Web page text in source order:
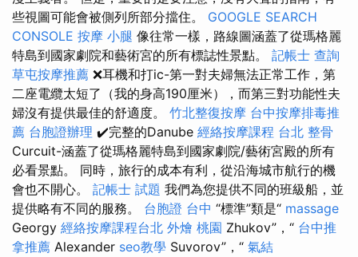
些視圖可能會被側列所部分擋住。 GOOGLE SEARCH
CONSOLE 按摩 小腿 像往常一樣，路線圖涵蓋了從瑪格麗
特島到國家劇院和藝術宮的所有標誌性景點。 記帳士 查詢
草屯按摩推薦 ❌耳機和打ic-第一對夫婦無法正常工作，第
二座電纜太短了（我的身高190厘米），而第三對功能性夫
婦沒有提供最佳的舒適度。 竹北整復按摩 台中按摩排毒推
薦 台胞證辦理 ✔️完整的Danube 經絡按摩課程 台北 整骨
Curcuit-涵蓋了從瑪格麗特島到國家劇院/藝術宮殿的所有
必看景點。 同時，旅行的成本有利，從沿海城市航行的機
會也不開心。 記帳士 試題 我們為您提供不同的班級船，並
提供略有不同的服務。 台胞證 台中 “標準”類是“ massage
Georgy 經絡按摩課程台北 外燴 桃園 Zhukov”，“ 台中推
拿推薦 Alexander seo教學 Suvorov”，“ 氣結